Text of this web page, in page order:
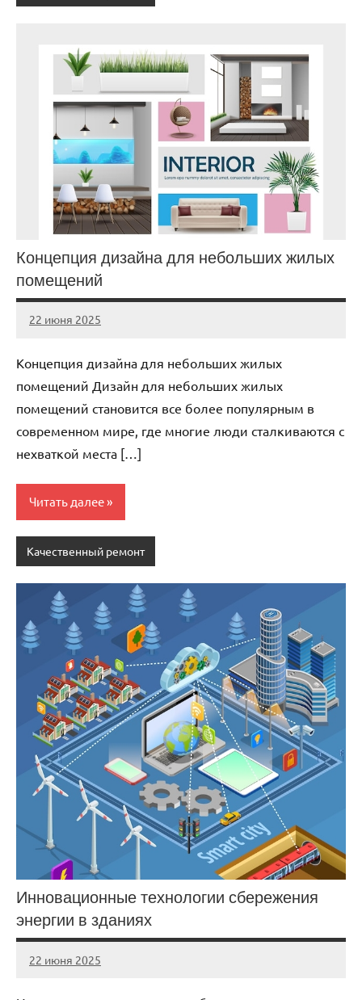
Концепция дизайна для небольших жилых
помещений
22 июня 2025
stroicomplex
Нет
Концепция дизайна для небольших жилых
помещений Дизайн для небольших жилых
помещений становится все более популярным в
современном мире, где многие люди сталкиваются с
нехваткой места […]
Читать далее
Качественный ремонт
Инновационные технологии сбережения
энергии в зданиях
22 июня 2025
stroicomplex
Нет